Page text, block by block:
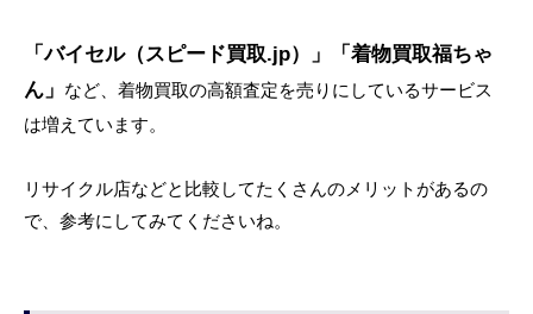
「バイセル（スピード買取.jp）」「着物買取福ちゃ
ん」 など、着物買取の高額査定を売りにしているサービス
は増えています。
リサイクル店などと比較してたくさんのメリットがあるの
で、参考にしてみてくださいね。